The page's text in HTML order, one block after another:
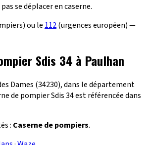
se déplacer en caserne.
ou le 112(urgences européen) —
Sdis 34 à Paulhan
Dames (34230), dans le département
de pompier Sdis 34 est référencée dans
: Caserne de pompiers.